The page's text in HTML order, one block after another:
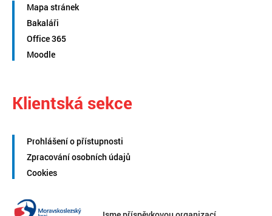
Mapa stránek
Bakaláři
Office 365
Moodle
Klientská sekce
Prohlášení o přístupnosti
Zpracování osobních údajů
Cookies